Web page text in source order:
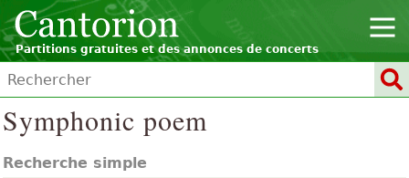
Partitions gratuites et des annonces de concerts
Symphonic poem
Recherche simple